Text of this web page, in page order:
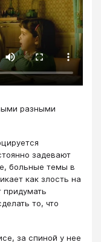
разными
задевают
больные темы в
как злость на
придумать
то, что
за спиной у нее